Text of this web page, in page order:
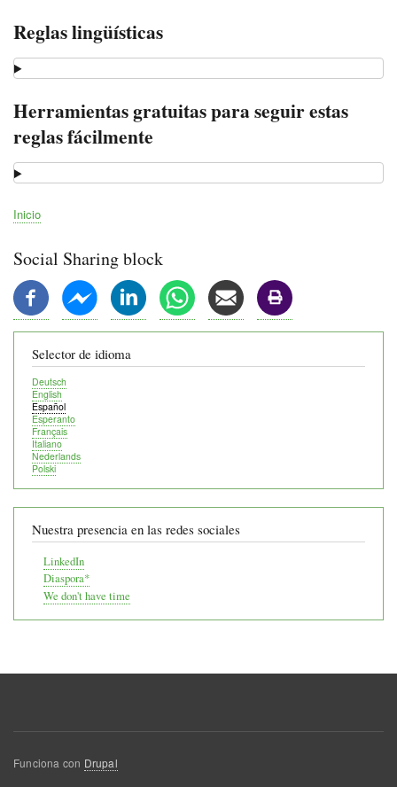
Reglas lingüísticas
Herramientas gratuitas para seguir estas
reglas fácilmente
de
navegación
Inicio
Social Sharing block
Selector de idioma
Deutsch
English
Español
Esperanto
Français
Italiano
Nederlands
Polski
Nuestra presencia en las redes sociales
LinkedIn
Diaspora*
We don't have time
Funciona con Drupal